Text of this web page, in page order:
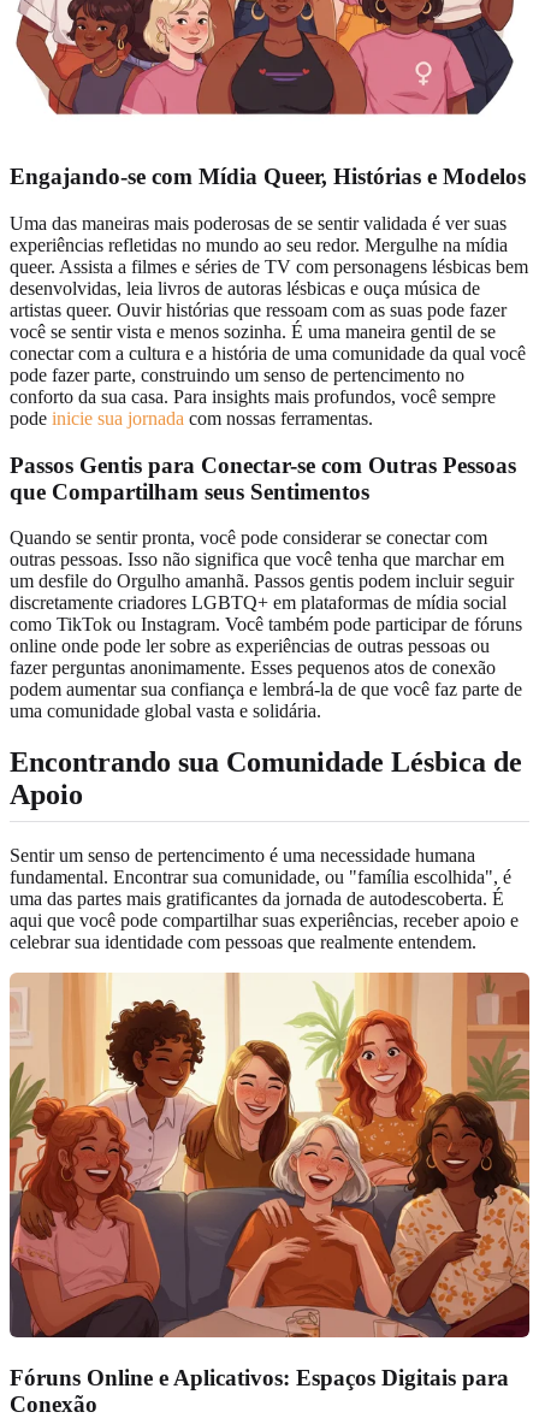
Engajando-se com Mídia Queer, Histórias e Modelos
Uma das maneiras mais poderosas de se sentir validada é ver suas
experiências refletidas no mundo ao seu redor. Mergulhe na mídia
queer. Assista a filmes e séries de TV com personagens lésbicas bem
desenvolvidas, leia livros de autoras lésbicas e ouça música de
artistas queer. Ouvir histórias que ressoam com as suas pode fazer
você se sentir vista e menos sozinha. É uma maneira gentil de se
conectar com a cultura e a história de uma comunidade da qual você
pode fazer parte, construindo um senso de pertencimento no
conforto da sua casa. Para insights mais profundos, você sempre
pode inicie sua jornada com nossas ferramentas.
Passos Gentis para Conectar-se com Outras Pessoas
que Compartilham seus Sentimentos
Quando se sentir pronta, você pode considerar se conectar com
outras pessoas. Isso não significa que você tenha que marchar em
um desfile do Orgulho amanhã. Passos gentis podem incluir seguir
discretamente criadores LGBTQ+ em plataformas de mídia social
como TikTok ou Instagram. Você também pode participar de fóruns
online onde pode ler sobre as experiências de outras pessoas ou
fazer perguntas anonimamente. Esses pequenos atos de conexão
podem aumentar sua confiança e lembrá-la de que você faz parte de
uma comunidade global vasta e solidária.
Encontrando sua Comunidade Lésbica de
Apoio
Sentir um senso de pertencimento é uma necessidade humana
fundamental. Encontrar sua comunidade, ou "família escolhida", é
uma das partes mais gratificantes da jornada de autodescoberta. É
aqui que você pode compartilhar suas experiências, receber apoio e
celebrar sua identidade com pessoas que realmente entendem.
Fóruns Online e Aplicativos: Espaços Digitais para
Conexão